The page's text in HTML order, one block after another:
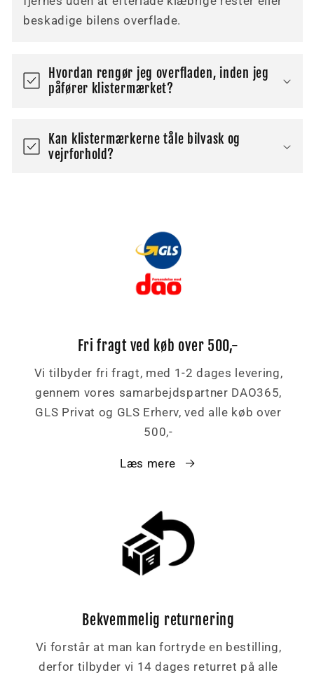
beskadige bilens overflade.
Hvordan rengør jeg overfladen, inden jeg
påfører klistermærket?
Kan klistermærkerne tåle bilvask og
vejrforhold?
Fri fragt ved køb over 500,-
Vi tilbyder fri fragt, med 1-2 dages levering,
gennem vores samarbejdspartner DAO365,
GLS Privat og GLS Erherv, ved alle køb over
500,-
Læs mere
Bekvemmelig returnering
Vi forstår at man kan fortryde en bestilling,
derfor tilbyder vi 14 dages returret på alle